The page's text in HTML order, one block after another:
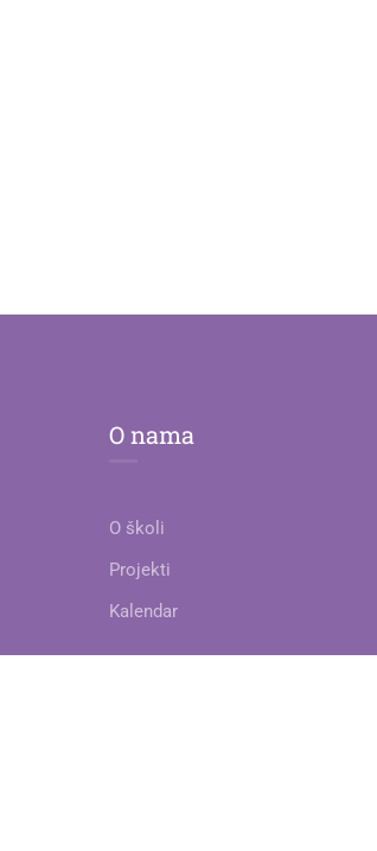
O nama
O školi
Projekti
Kalendar